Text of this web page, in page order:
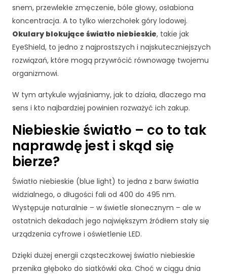
snem, przewlekłe zmęczenie, bóle głowy, osłabiona
koncentracja. A to tylko wierzchołek góry lodowej.
Okulary blokujące światło niebieskie, takie jak
EyeShield, to jedno z najprostszych i najskuteczniejszych
rozwiązań, które mogą przywrócić równowagę twojemu
organizmowi.
W tym artykule wyjaśniamy, jak to działa, dlaczego ma
sens i kto najbardziej powinien rozważyć ich zakup.
Niebieskie światło – co to tak
naprawdę jest i skąd się
bierze?
Światło niebieskie (blue light) to jedna z barw światła
widzialnego, o długości fali od 400 do 495 nm.
Występuje naturalnie – w świetle słonecznym – ale w
ostatnich dekadach jego największym źródłem stały się
urządzenia cyfrowe i oświetlenie LED.
Dzięki dużej energii cząsteczkowej światło niebieskie
przenika głęboko do siatkówki oka. Choć w ciągu dnia